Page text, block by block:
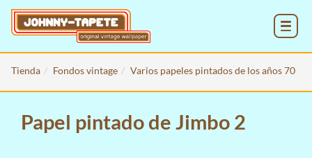
Tienda Fondos vintage Varios papeles pintados de los años 70
Papel pintado de Jimbo 2